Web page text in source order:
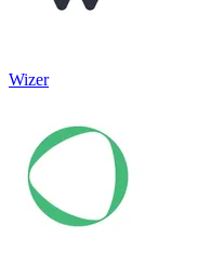
Wizer